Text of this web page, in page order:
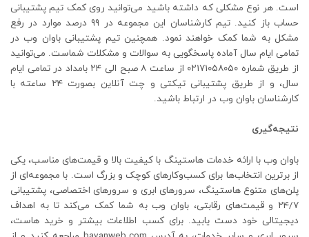
است. هر نوع مشکلی که داشته باشید می‌توانید روی کمک تیم پشتیبانی
حساب باز کنید. تیم کارشناسان این مجموعه در ۹۹ درصد موارد در رفع
مشکل به شما کمک خواهند نمود. همچنین تیم پشتیبانی باوان وب در
تمامی ایام سال آماده پاسخگویی به سوالات و مشکلات شماست. می‌توانید
از طریق شماره ۰۲۱۷۱۰۵۸۰۵۰ از ساعت ۸ صبح الی ۲۴ بامداد در تمامی ایام
سال، و از طریق پشتیبانی تیکتی و چت آنلاین بصورت ۲۴ ساعته با
کارشناسان باوان وب در ارتباط باشید.
نتیجه‌گیری
باوان وب با ارائه خدمات هاستینگ با کیفیت بالا و قیمت‌های مناسب، یکی
از برترین انتخاب‌ها برای کسب‌وکارهای کوچک و بزرگ است. با مجموعه‌ای از
پلن‌های متنوع هاستینگ، سرورهای ابری و سرورهای اختصاصی، پشتیبانی
۲۴/۷ و قیمت‌های رقابتی، باوان وب به شما کمک می‌کند تا به اهداف
دیجیتالی خود دست یابید. برای کسب اطلاعات بیشتر و خرید هاست،